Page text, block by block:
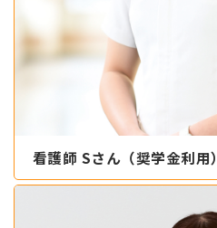
看護師 Sさん（奨学金利用）